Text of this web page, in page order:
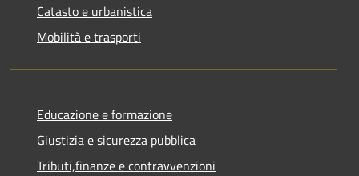
Catasto e urbanistica
Mobilità e trasporti
Educazione e formazione
Giustizia e sicurezza pubblica
Tributi,finanze e contravvenzioni